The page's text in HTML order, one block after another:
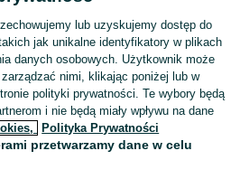
na OLX, aby skontaktować się z
lub uzyskujemy dostęp do
jak unikalne identyfikatory w plikach
danych osobowych. Użytkownik może
nimi, klikając poniżej lub w
polityki prywatności. Te wybory będą
i nie będą miały wpływu na dane
Polityka Prywatności
przetwarzamy dane w celu